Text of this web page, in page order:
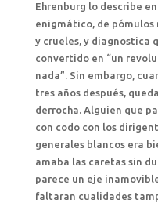
Ehrenburg lo describe
enigmático, de
y crueles, y diagnostica
convertido en “un
nada”. Sin embargo,
tres años después,
derrocha. Alguien que
con codo con los
generales blancos era
amaba las caretas sin
parece un eje
faltaran cualidades